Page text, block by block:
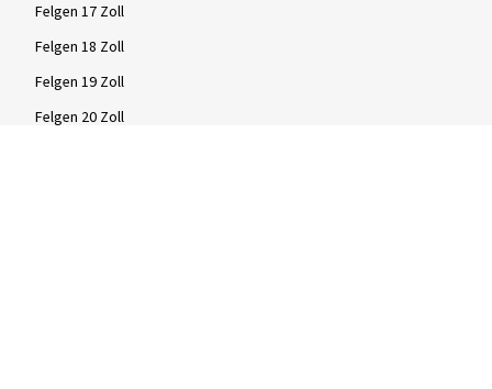
Felgen 17 Zoll
Felgen 18 Zoll
Felgen 19 Zoll
Felgen 20 Zoll